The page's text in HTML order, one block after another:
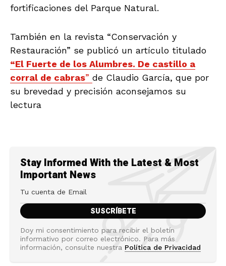
fortificaciones del Parque Natural.
También en la revista “Conservación y
Restauración” se publicó un artículo titulado
“El Fuerte de los Alumbres. De castillo a
corral de cabras” de Claudio García, que por
su brevedad y precisión aconsejamos su
lectura
Stay Informed With the Latest & Most
Important News
Doy mi consentimiento para recibir el boletín
informativo por correo electrónico. Para más
información, consulte nuestra Política de Privacidad